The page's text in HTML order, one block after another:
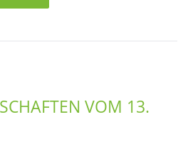
VOM 13.